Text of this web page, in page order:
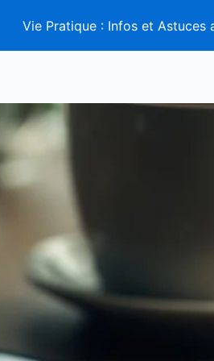
Vie Pratique : Infos et Astuces